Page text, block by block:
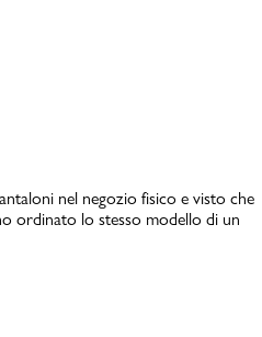
nel negozio fisico e visto che
ordinato lo stesso modello di un